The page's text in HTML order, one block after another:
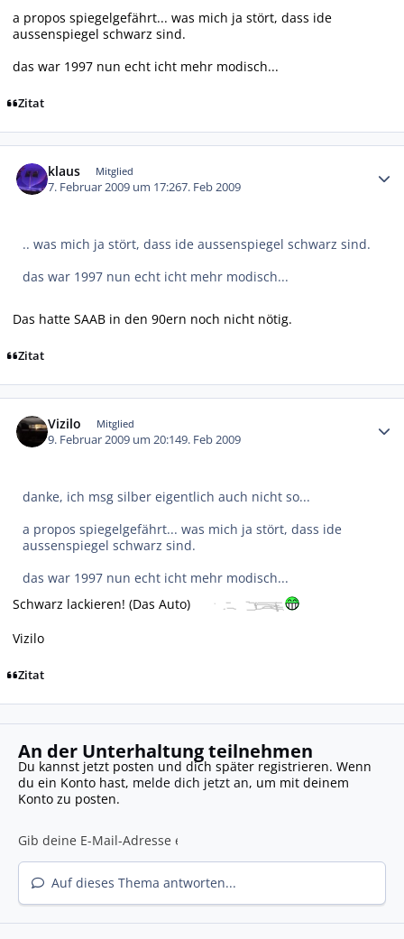
a propos spiegelgefährt... was mich ja stört, dass ide
aussenspiegel schwarz sind.
das war 1997 nun echt icht mehr modisch...
Zitat
klaus Mitglied
7. Februar 2009 um 17:267. Feb 2009
.. was mich ja stört, dass ide aussenspiegel schwarz sind.
das war 1997 nun echt icht mehr modisch...
Das hatte SAAB in den 90ern noch nicht nötig.
Zitat
Vizilo Mitglied
9. Februar 2009 um 20:149. Feb 2009
danke, ich msg silber eigentlich auch nicht so...
a propos spiegelgefährt... was mich ja stört, dass ide
aussenspiegel schwarz sind.
das war 1997 nun echt icht mehr modisch...
Schwarz lackieren! (Das Auto)
Vizilo
Zitat
An der Unterhaltung teilnehmen
Du kannst jetzt posten und dich später registrieren. Wenn
du ein Konto hast, melde dich jetzt an, um mit deinem
Konto zu posten.
Auf dieses Thema antworten...